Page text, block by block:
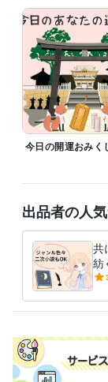
今日の開運おみく
出品者の人
共
紡